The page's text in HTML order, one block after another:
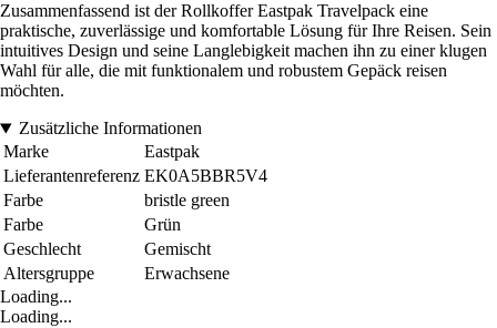
Zusammenfassend ist der Rollkoffer Eastpak Travelpack eine
praktische, zuverlässige und komfortable Lösung für Ihre Reisen. Sein
intuitives Design und seine Langlebigkeit machen ihn zu einer klugen
Wahl für alle, die mit funktionalem und robustem Gepäck reisen
möchten.
Zusätzliche Informationen
Marke
Eastpak
Lieferantenreferenz EK0A5BBR5V4
Farbe
bristle green
Farbe
Grün
Geschlecht
Gemischt
Altersgruppe
Erwachsene
Loading...
Loading...